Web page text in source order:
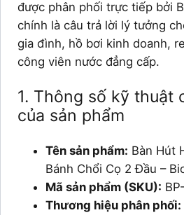
được phân phối trực tiếp bởi
chính là câu trả lời lý tưởng
gia đình, hồ bơi kinh doanh,
công viên nước đẳng cấp.
1. Thông số kỹ thuật
của sản phẩm
Tên sản phẩm: Bàn Hút
Bánh Chổi Cọ 2 Đầu –
Mã sản phẩm (SKU):
Thương hiệu phân phối: